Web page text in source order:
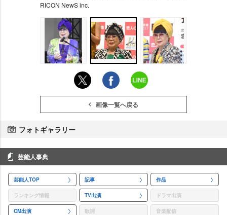
RICON NewS inc.
画像一覧へ戻る
フォトギャラリー
芸能人事典
芸能人TOP 記事 作品
ランキング情報 TV出演 ドラマ出演
CM出演 歌詞 音楽配信